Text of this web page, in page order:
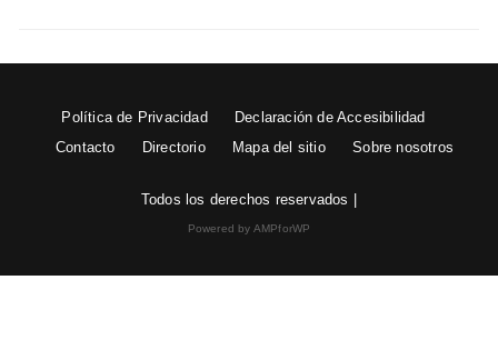
Política de Privacidad
Declaración de Accesibilidad
Contacto
Directorio Mapa del sitio Sobre nosotros
Todos los derechos reservados |
Powered by AMPforWP